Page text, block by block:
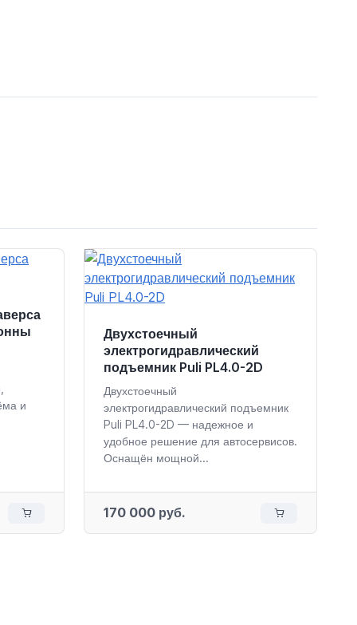
и
Двухстоечный
электрогидравлический
подъемник Puli PL4.0-2D
Двухстоечный
электрогидравлический подъемник
Puli PL4.0-2D — надежное и
удобное решение для автосервисов.
Оснащён мощной...
170 000 руб.